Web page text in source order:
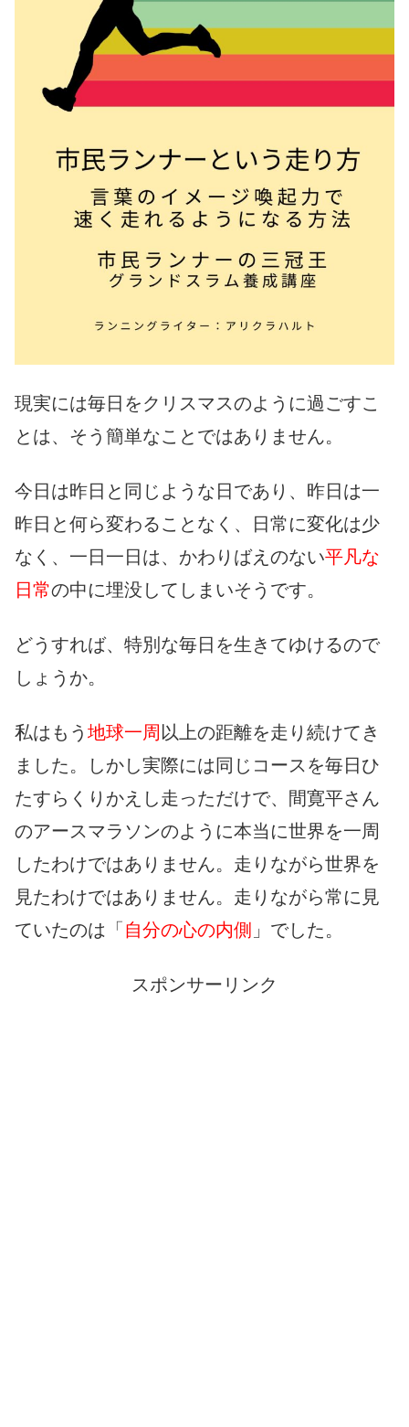
現実には毎日をクリスマスのように過ごすこ
とは、そう簡単なことではありません。
今日は昨日と同じような日であり、昨日は一
昨日と何ら変わることなく、日常に変化は少
なく、一日一日は、かわりばえのない平凡な
日常の中に埋没してしまいそうです。
どうすれば、特別な毎日を生きてゆけるので
しょうか。
私はもう 地球一周以上の距離を走り続けてき
ました。しかし実際には同じコースを毎日ひ
たすらくりかえし走っただけで、間寛平さん
のアースマラソンのように本当に世界を一周
したわけではありません。走りながら世界を
見たわけではありません。走りながら常に見
ていたのは「自分の心の内側 」でした。
スポンサーリンク